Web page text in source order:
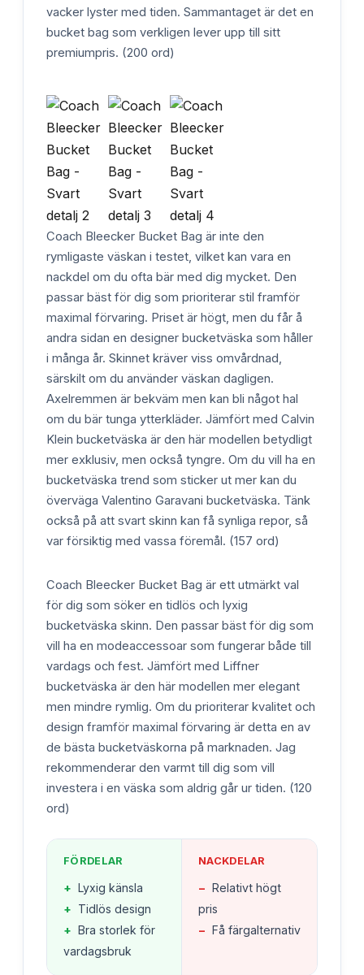
vacker lyster med tiden. Sammantaget är det en
bucket bag som verkligen lever upp till sitt
premiumpris. (200 ord)
Coach Bleecker Bucket Bag är inte den
rymligaste väskan i testet, vilket kan vara en
nackdel om du ofta bär med dig mycket. Den
passar bäst för dig som prioriterar stil framför
maximal förvaring. Priset är högt, men du får å
andra sidan en designer bucketväska som håller
i många år. Skinnet kräver viss omvårdnad,
särskilt om du använder väskan dagligen.
Axelremmen är bekväm men kan bli något hal
om du bär tunga ytterkläder. Jämfört med Calvin
Klein bucketväska är den här modellen betydligt
mer exklusiv, men också tyngre. Om du vill ha en
bucketväska trend som sticker ut mer kan du
överväga Valentino Garavani bucketväska. Tänk
också på att svart skinn kan få synliga repor, så
var försiktig med vassa föremål. (157 ord)
Coach Bleecker Bucket Bag är ett utmärkt val
för dig som söker en tidlös och lyxig
bucketväska skinn. Den passar bäst för dig som
vill ha en modeaccessoar som fungerar både till
vardags och fest. Jämfört med Liffner
bucketväska är den här modellen mer elegant
men mindre rymlig. Om du prioriterar kvalitet och
design framför maximal förvaring är detta en av
de bästa bucketväskorna på marknaden. Jag
rekommenderar den varmt till dig som vill
investera i en väska som aldrig går ur tiden. (120
ord)
FÖRDELAR
+ Lyxig känsla
+ Tidlös design
+ Bra storlek för
vardagsbruk
NACKDELAR
− Relativt högt
pris
− Få färgalternativ